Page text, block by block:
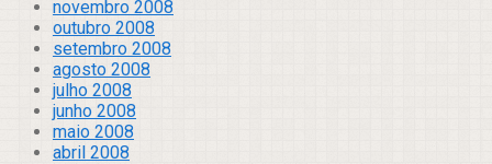
novembro 2008
outubro 2008
setembro 2008
agosto 2008
julho 2008
junho 2008
maio 2008
abril 2008